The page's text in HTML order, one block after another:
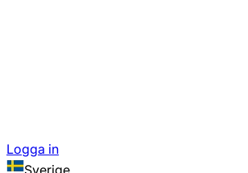
Logga in
Sverige